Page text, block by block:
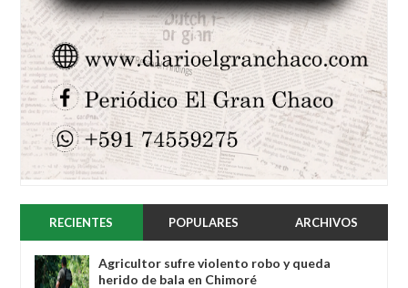
RECIENTES POPULARES ARCHIVOS
Agricultor sufre violento robo y queda
herido de bala en Chimoré